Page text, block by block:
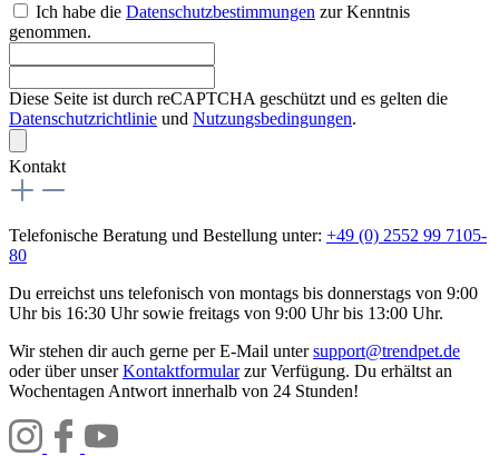
Ich habe die Datenschutzbestimmungen zur Kenntnis
genommen.
Diese Seite ist durch reCAPTCHA geschützt und es gelten die
Datenschutzrichtlinie und Nutzungsbedingungen.
Kontakt
Telefonische Beratung und Bestellung unter: +49 (0) 2552 99 7105-
80
Du erreichst uns telefonisch von montags bis donnerstags von 9:00
Uhr bis 16:30 Uhr sowie freitags von 9:00 Uhr bis 13:00 Uhr.
Wir stehen dir auch gerne per E-Mail untersupport@trendpet.de
oder über unserKontaktformularzur Verfügung. Du erhältst an
Wochentagen Antwort innerhalb von 24 Stunden!